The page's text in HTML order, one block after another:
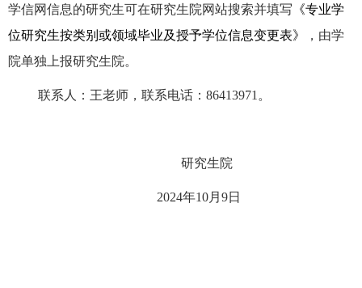
学信网信息的研究生可在研究生院网站搜索并填写 《专业学
位研究生按类别或领域毕业及授予学位信息变更表》
，由学
院单独上报研究生院。
联系人：王老师，联系电话： 86413971 。
研究生院
2024年10月 9日